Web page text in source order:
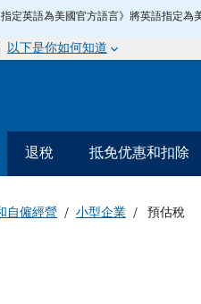
定英語為美國官方語言》將英語指定
以下是你如何知道
退稅 抵免优惠和扣除
自僱經營 小型企業 預估稅